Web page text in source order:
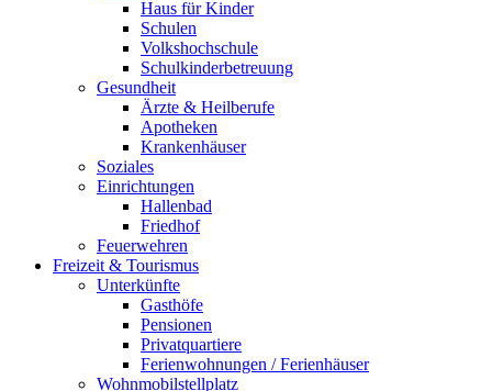
Haus für Kinder
Schulen
Volkshochschule
Schulkinderbetreuung
Gesundheit
Ärzte & Heilberufe
Apotheken
Krankenhäuser
Soziales
Einrichtungen
Hallenbad
Friedhof
Feuerwehren
Freizeit & Tourismus
Unterkünfte
Gasthöfe
Pensionen
Privatquartiere
Ferienwohnungen / Ferienhäuser
Wohnmobilstellplatz